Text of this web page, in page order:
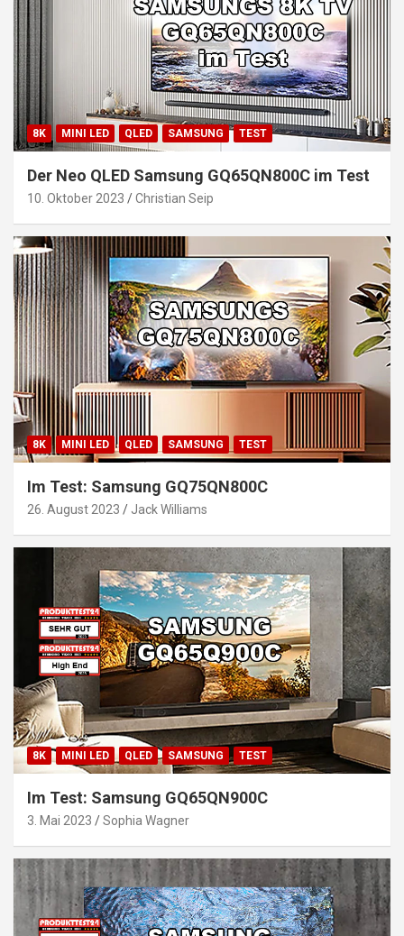
8K MINI LED QLED SAMSUNG TEST
Der Neo QLED Samsung GQ65QN800C im Test
10. Oktober 2023 Christian Seip
8K MINI LED QLED SAMSUNG TEST
Im Test: Samsung GQ75QN800C
26. August 2023 Jack Williams
8K MINI LED QLED SAMSUNG TEST
Im Test: Samsung GQ65QN900C
3. Mai 2023 Sophia Wagner